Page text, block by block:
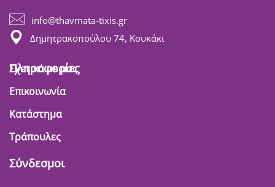
info@thavmata-tixis.gr
Δημητρακοπούλου 74, Κουκάκι
Πληροφορίες
Σχετικά με μας
Επικοινωνία
Κατάστημα
Τράπουλες
Σύνδεσμοι